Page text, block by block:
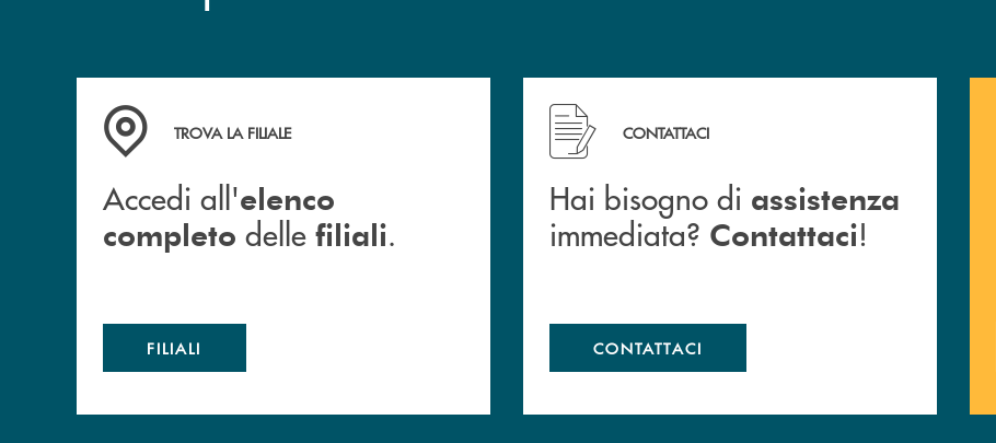
Accedi all' elenco completo delle filiali .
TROVA LA FILIALE
Accedi all'elenco
completo delle filiali.
FILIALI
Hai bisogno di assistenza immediata? Contattaci !
CONTATTACI
Hai bisogno di assistenza
immediata? Contattaci!
CONTATTACI